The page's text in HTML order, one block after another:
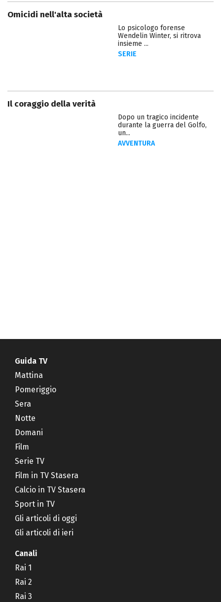
Omicidi nell'alta società
Lo psicologo forense
Wendelin Winter, si ritrova
insieme ...
SERIE
Il coraggio della verità
Dopo un tragico incidente
durante la guerra del Golfo,
un...
AVVENTURA
Guida TV
Mattina
Pomeriggio
Sera
Notte
Domani
Film
Serie TV
Film in TV Stasera
Calcio in TV Stasera
Sport in TV
Gli articoli di oggi
Gli articoli di ieri
Canali
Rai 1
Rai 2
Rai 3